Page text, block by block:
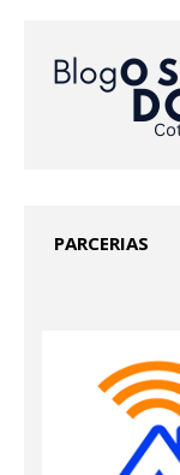
PARCERIAS